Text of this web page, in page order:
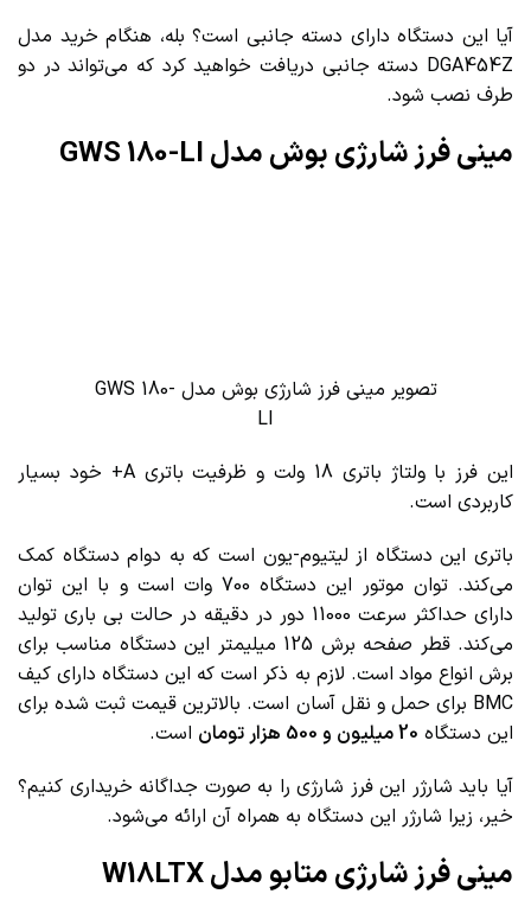
آیا این دستگاه دارای دسته جانبی است؟ بله، هنگام خرید مدل
DGA454Z دسته جانبی دریافت خواهید کرد که می‌تواند در دو
طرف نصب شود.
مینی فرز شارژی بوش مدل GWS 180-LI
تصویر مینی فرز شارژی بوش مدل GWS 180-
LI
این فرز با ولتاژ باتری 18 ولت و ظرفیت باتری A+ خود بسیار
کاربردی است.
باتری این دستگاه از لیتیوم-یون است که به دوام دستگاه کمک
می‌کند. توان موتور این دستگاه 700 وات است و با این توان
دارای حداکثر سرعت 11000 دور در دقیقه در حالت بی باری تولید
می‌کند. قطر صفحه برش 125 میلیمتر این دستگاه مناسب برای
برش انواع مواد است. لازم به ذکر است که این دستگاه دارای کیف
BMC برای حمل و نقل آسان است. بالاترین قیمت ثبت شده برای
این دستگاه 20 میلیون و 500 هزار تومان
است.
آیا باید شارژر این فرز شارژی را به صورت جداگانه خریداری کنیم؟
خیر، زیرا شارژر این دستگاه به همراه آن ارائه می‌شود.
مینی فرز شارژی متابو مدل W18LTX